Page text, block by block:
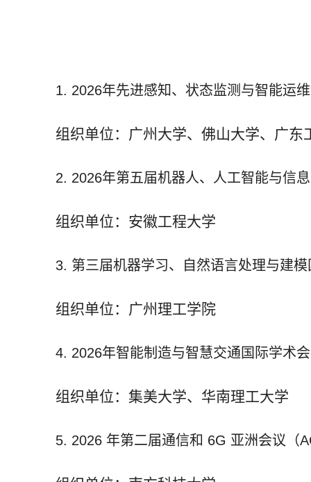
1. 2026年先进感知、状态监测与智能运
组织单位：广州大学、佛山大学、广
2. 2026年第五届机器人、人工智能与信
组织单位：安徽工程大学
3. 第三届机器学习、自然语言处理与建
组织单位：广州理工学院
4. 2026年智能制造与智慧交通国际学术
组织单位：集美大学、华南理工大学
5. 2026 年第二届通信和 6G 亚洲会议（